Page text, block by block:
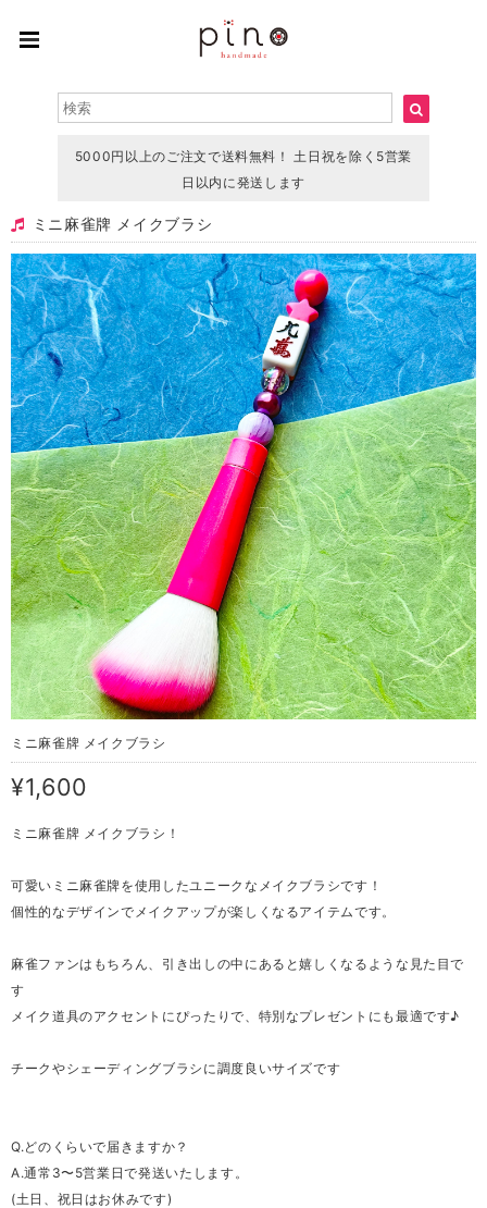
5000円以上のご注文で送料無料！ 土日祝を除く5営業
日以内に発送します
ミニ麻雀牌 メイクブラシ
ミニ麻雀牌 メイクブラシ
¥1,600
ミニ麻雀牌 メイクブラシ！
可愛いミニ麻雀牌を使用したユニークなメイクブラシです！
個性的なデザインでメイクアップが楽しくなるアイテムです。
麻雀ファンはもちろん、引き出しの中にあると嬉しくなるような見た目で
す
メイク道具のアクセントにぴったりで、特別なプレゼントにも最適です♪
チークやシェーディングブラシに調度良いサイズです
Q.どのくらいで届きますか？
A.通常3〜5営業日で発送いたします。
(土日、祝日はお休みです)